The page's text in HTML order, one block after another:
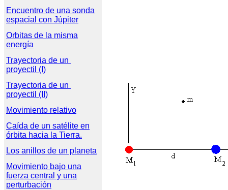
Encuentro de una sonda
espacial con Júpiter
Orbitas de la misma
energía
Trayectoria de un
proyectil (I)
Trayectoria de un
proyectil (II)
Movimiento relativo
Caída de un satélite en
órbita hacia la Tierra.
Los anillos de un planeta
Movimiento bajo una
fuerza central y una
perturbación